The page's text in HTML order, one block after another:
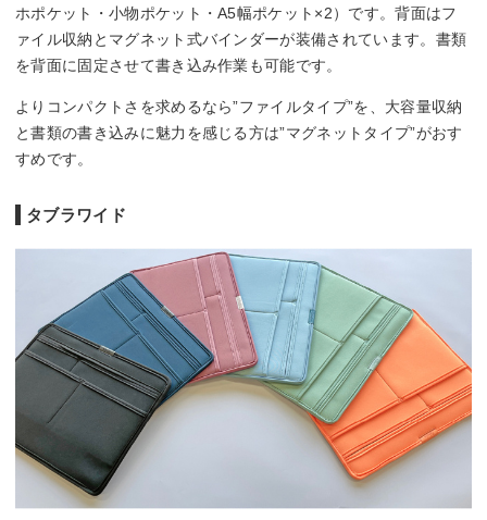
ホポケット・小物ポケット・A5幅ポケット×2）です。背面はフ
ァイル収納とマグネット式バインダーが装備されています。書類
を背面に固定させて書き込み作業も可能です。
よりコンパクトさを求めるなら”ファイルタイプ”を、大容量収納
と書類の書き込みに魅力を感じる方は”マグネットタイプ”がおす
すめです。
タブラワイド